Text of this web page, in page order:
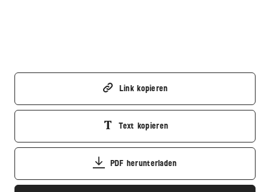
Link kopieren
Text kopieren
PDF herunterladen